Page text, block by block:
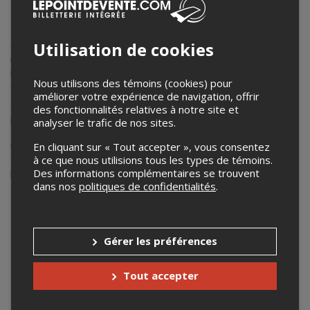
| Les ateliers du Grand Marché | POTERIE
exprimer votre créativité. Que vous soyez débutant ou
initié, cet atelier de poterie vous permettra de prendre un
chose pour vous ou à offrir!
Cet événement inclut un atelier de poterie de 2h30 animé
par Alexandra deCréations Ratté
activité présentée par le Grand Marché met en valeur au
moins un marchand sur place, on vous propose, selon la
date choisi, un délicieux produit de chez un des commerces
participants:
Les Macarons de Sophie
Utilisation de cookies
Nous utilisons des témoins (cookies) pour
améliorer votre expérience de navigation, offrir
des fonctionnalités relatives à notre site et
analyser le trafic de nos sites.
En cliquant sur « Tout accepter », vous consentez
à ce que nous utilisions tous les types de témoins.
Des informations complémentaires se trouvent
dans nos politiques de confidentialités.
Gérer les préférences
Tout accepter